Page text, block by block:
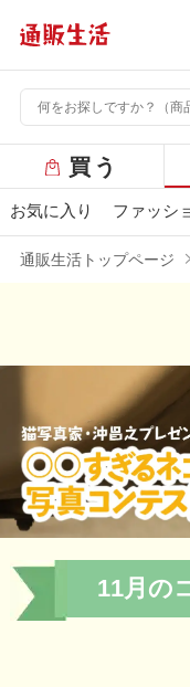
ー
バ
買う
お気に入り ファッシ
通販生活トップページ
11月の